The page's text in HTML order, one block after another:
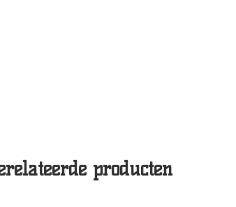
producten